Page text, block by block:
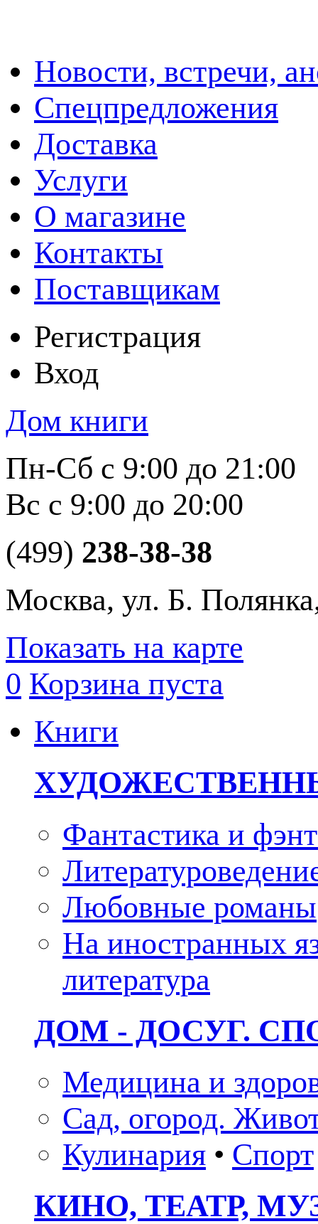
Новости, встречи,
Спецпредложения
Доставка
Услуги
О магазине
Контакты
Поставщикам
Регистрация
Вход
Дом книги
Пн-Сб с 9:00 до 21:00
Вс с 9:00 до 20:00
(499) 238-38-38
Москва, ул. Б.
Показать на карте
0 Корзина пуста
Книги
Фантастика и
Любовные романы
На иностранных
литература
ДОМ - ДОСУГ.
Медицина и
Сад, огород.
Кулинария • Спорт
КИНО, ТЕАТР,